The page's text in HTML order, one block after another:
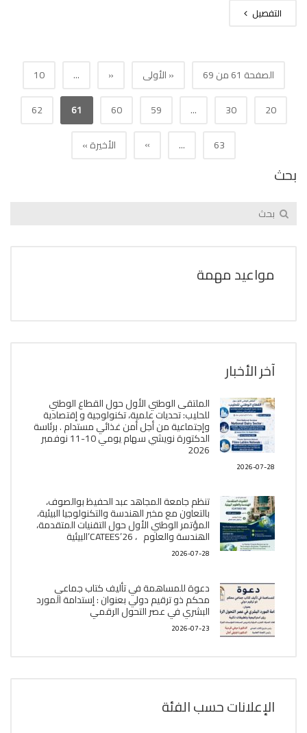
التفصيل
الصفحة 61 من 69 « الأولى «
...
10
20
30
...
59
60
61
62
63
...
» الأخيرة »
بحث
مواعيد مهمة
آخر الأخبار
الملتقى الوطني الأول حول القطاع الوطني
للحليب: تحديات علمية، تكنولوجية و إقتصادية
وإجتماعية من أجل أمن غذائي مستدام . برئاسة
الدكتورة نويشي سهام يومي 10-11 نوفمبر
2026
2026-07-28
تنظم جامعة المجاهد عبد الحفيظ بوالصوف،
بالتعاون مع مخبر الھندسة والتكنولوجيا البیئیة،
المؤتمر الوطني الأول حول التقنيات المتقدمة،
الھندسة والعلوم ، CATEES’26’البیئية
2026-07-28
دعوة للمساهمة في تأليف كتاب جماعي
محكم ذو ترقيم دولي بعنوان : إستدامة المورد
البشري في عصر التحول الرقمي
2026-07-23
الإعلانات حسب الفئة